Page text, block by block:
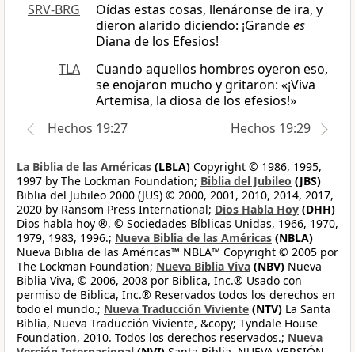
SRV-BRG
Oídas estas cosas, llenáronse de ira, y
dieron alarido diciendo: ¡Grandees
Diana de los Efesios!
TLA
Cuando aquellos hombres oyeron eso,
se enojaron mucho y gritaron: «¡Viva
Artemisa, la diosa de los efesios!»
Hechos 19:27
Hechos 19:29
La Biblia de las Américas (LBLA) Copyright © 1986, 1995,
1997 by The Lockman Foundation; Biblia del Jubileo (JBS)
Biblia del Jubileo 2000 (JUS) © 2000, 2001, 2010, 2014, 2017,
2020 by Ransom Press International; Dios Habla Hoy (DHH)
Dios habla hoy ®, © Sociedades Bíblicas Unidas, 1966, 1970,
1979, 1983, 1996.; Nueva Biblia de las Américas (NBLA)
Nueva Biblia de las Américas™ NBLA™ Copyright © 2005 por
The Lockman Foundation; Nueva Biblia Viva (NBV) Nueva
Biblia Viva, © 2006, 2008 por Biblica, Inc.® Usado con
permiso de Biblica, Inc.® Reservados todos los derechos en
todo el mundo.; Nueva Traducción Viviente (NTV) La Santa
Biblia, Nueva Traducción Viviente, &copy; Tyndale House
Foundation, 2010. Todos los derechos reservados.; Nueva